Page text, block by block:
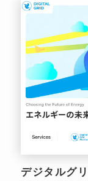
デジタルグ